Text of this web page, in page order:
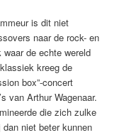
is dit niet
naar de rock- en
de echte wereld
kreeg de
box”-concert
van Arthur Wagenaar.
die zich zulke
niet beter kunnen